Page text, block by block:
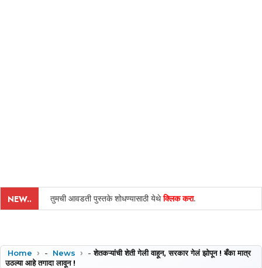
NEW.. तुमची आवडती पुस्तके शोधण्यासाठी येथेक्लिक करा.
Home - News -शेतकऱ्यांची शेती गेली वाहून, सरकार गेलं झोपून ! बँका मात्र
उठल्या आहे तगादा लावून !